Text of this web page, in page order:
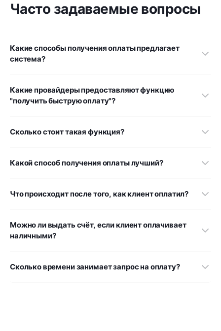
Часто задаваемые вопросы
Какие способы получения оплаты предлагает
система?
Какие провайдеры предоставляют функцию
"получить быструю оплату"?
Сколько стоит такая функция?
Какой способ получения оплаты лучший?
Что происходит после того, как клиент оплатил?
Можно ли выдать счёт, если клиент оплачивает
наличными?
Сколько времени занимает запрос на оплату?